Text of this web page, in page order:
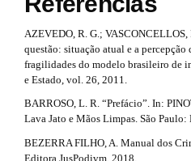
l
_
m
e
n
i
d
e
t
a
i
l
s
AZEVEDO, R. G.;
questão: situação atual e a
fragilidades do modelo brasileiro de
e Estado, vol. 26, 2011.
BARROSO, L. R. “Prefácio”. In:
Lava Jato e Mãos Limpas. São
BEZERRA FILHO, A. Manual dos
Editora JusPodivm, 2018.